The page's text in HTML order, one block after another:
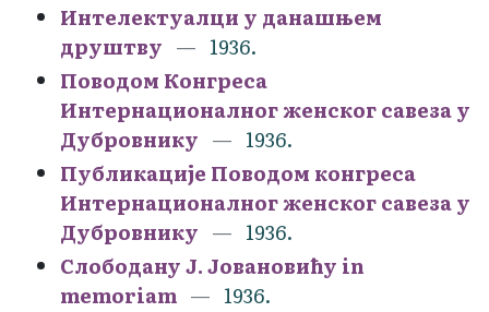
Интелектуалци у данашњем
друштву
1936.
Поводом Конгреса
Интернационалног женског савеза у
Дубровнику
1936.
Публикације Поводом конгреса
Интернационалног женског савеза у
Дубровнику
1936.
Слободану Ј. Јовановићу in
memoriam
1936.